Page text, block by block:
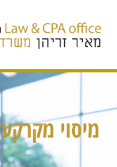
מיסוי